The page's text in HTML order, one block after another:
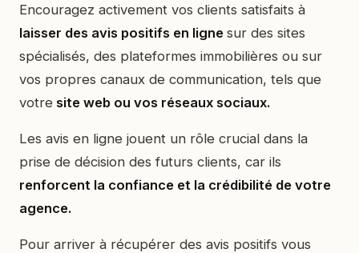
Encouragez activement vos clients satisfaits à
laisser des avis positifs en ligne sur des sites
spécialisés, des plateformes immobilières ou sur
vos propres canaux de communication, tels que
votre site web ou vos réseaux sociaux.
Les avis en ligne jouent un rôle crucial dans la
prise de décision des futurs clients, car ils
renforcent la confiance et la crédibilité de votre
agence.
Pour arriver à récupérer des avis positifs vous